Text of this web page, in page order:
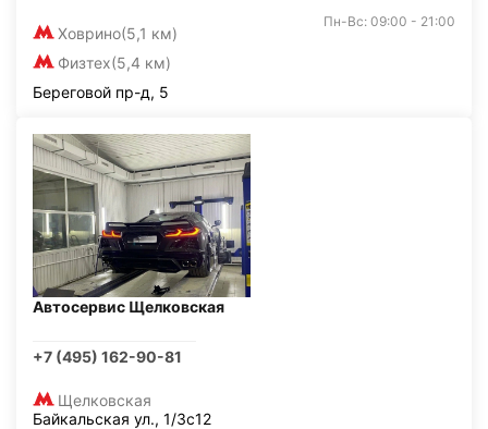
Ховрино(5,1 км)
Физтех(5,4 км)
Пн-Вс: 09:00 - 21:00
Береговой пр-д, 5
Автосервис Щелковская
+7 (495) 162-90-81
Щелковская
Байкальская ул., 1/3с12